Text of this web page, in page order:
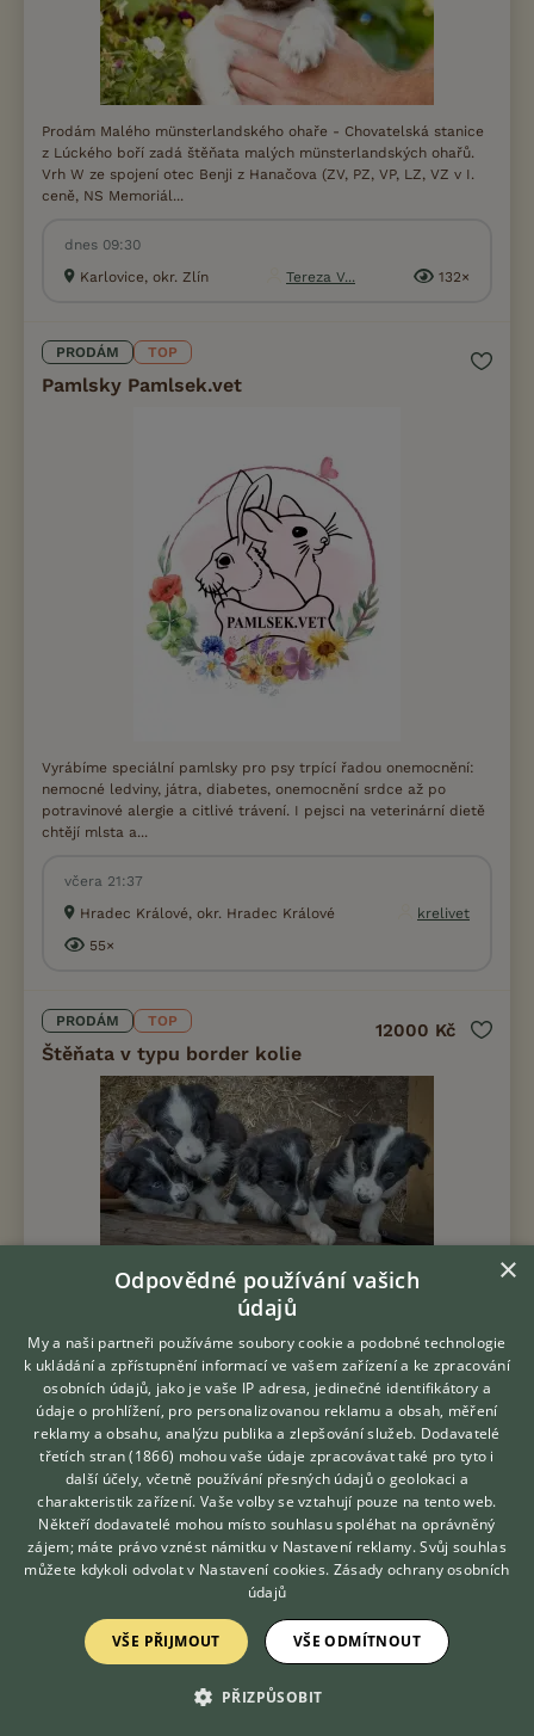
Prodám Malého münsterlandského ohaře - Chovatelská stanice
z Lúckého boří zadá štěňata malých münsterlandských ohařů.
Vrh W ze spojení otec Benji z Hanačova (ZV, PZ, VP, LZ, VZ v I.
ceně, NS Memoriál...
dnes 09:30
Karlovice, okr. Zlín
Tereza V... 132×
PRODÁM TOP
Pamlsky Pamlsek.vet
Vyrábíme speciální pamlsky pro psy trpící řadou onemocnění:
nemocné ledviny, játra, diabetes, onemocnění srdce až po
potravinové alergie a citlivé trávení. I pejsci na veterinární dietě
chtějí mlsta a...
včera 21:37
Hradec Králové, okr. Hradec Králové
krelivet
55×
PRODÁM TOP
Štěňata v typu border kolie
12000 Kč
Černo-bílá velmi přátelská štěňata-už jen poslední dva pejsci,
bez PP, otec s PP extrémně klidné povahy, matka čistokrevná -
oba k vidění u nás doma - oba jsou zvyklí na děti i na kočky, oba
mají rádi...
dnes 13:37
Přestavlky, okr. Plzeň-jih
Pedro13 156×
REGISTROVANÁ CHOVATELSKÁ STANICE
PRODÁM
TOP
Predaj Flat coated retriever
Hledáte zvířecího kamaráda?
Zdarma vám poradí
VETERINÁŘ ONLINE
KONZULTOVAT S
VETERINÁŘEM
×
Odpovědné používání vašich
údajů
My a naši partneři používáme soubory cookie a podobné technologie
k ukládání a zpřístupnění informací ve vašem zařízení a ke zpracování
osobních údajů, jako je vaše IP adresa, jedinečné identifikátory a
údaje o prohlížení, pro personalizovanou reklamu a obsah, měření
reklamy a obsahu, analýzu publika a zlepšování služeb. Dodavatelé
třetích stran (1866) mohou vaše údaje zpracovávat také pro tyto i
další účely, včetně používání přesných údajů o geolokaci a
charakteristik zařízení. Vaše volby se vztahují pouze na tento web.
Někteří dodavatelé mohou místo souhlasu spoléhat na oprávněný
zájem; máte právo vznést námitku v Nastavení reklamy. Svůj souhlas
můžete kdykoli odvolat v Nastavení cookies. Zásady ochrany osobních
údajů
VŠE PŘIJMOUT VŠE ODMÍTNOUT
PŘIZPŮSOBIT